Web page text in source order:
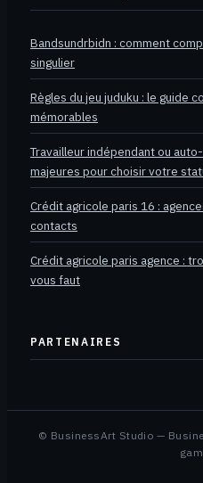
Bandsundrbidn : comment
singulier
Règles du jeu juduku : le guide
mémorables
Travailleur indépendant ou
majeures pour choisir votre
Crédit agricole paris 16 :
contacts
Crédit agricole paris agence :
vous faut
PARTENAIRES
© BusinessArt Studio —